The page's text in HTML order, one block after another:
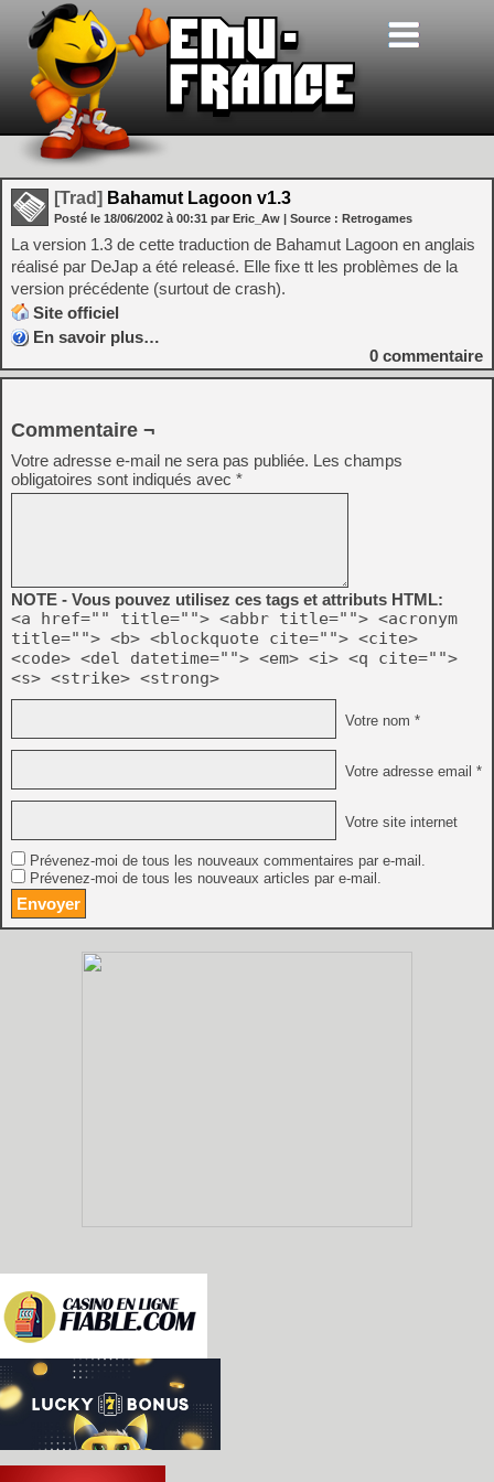
[Trad] Bahamut Lagoon v1.3
Posté le 18/06/2002 à 00:31 par Eric_Aw | Source : Retrogames
La version 1.3 de cette traduction de Bahamut Lagoon en anglais
réalisé par DeJap a été releasé. Elle fixe tt les problèmes de la
version précédente (surtout de crash).
Site officiel
En savoir plus…
0 commentaire
Commentaire ¬
Votre adresse e-mail ne sera pas publiée. Les champs
obligatoires sont indiqués avec *
NOTE - Vous pouvez utilisez ces tags et attributs HTML:
<a href="" title=""> <abbr title=""> <acronym
title=""> <b> <blockquote cite=""> <cite>
<code> <del datetime=""> <em> <i> <q cite="">
<s> <strike> <strong>
Votre nom *
Votre adresse email *
Votre site internet
Prévenez-moi de tous les nouveaux commentaires par e-mail.
Prévenez-moi de tous les nouveaux articles par e-mail.